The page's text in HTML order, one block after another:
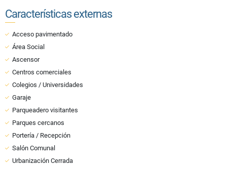
Características externas
Acceso pavimentado
Área Social
Ascensor
Centros comerciales
Colegios / Universidades
Garaje
Parqueadero visitantes
Parques cercanos
Portería / Recepción
Salón Comunal
Urbanización Cerrada